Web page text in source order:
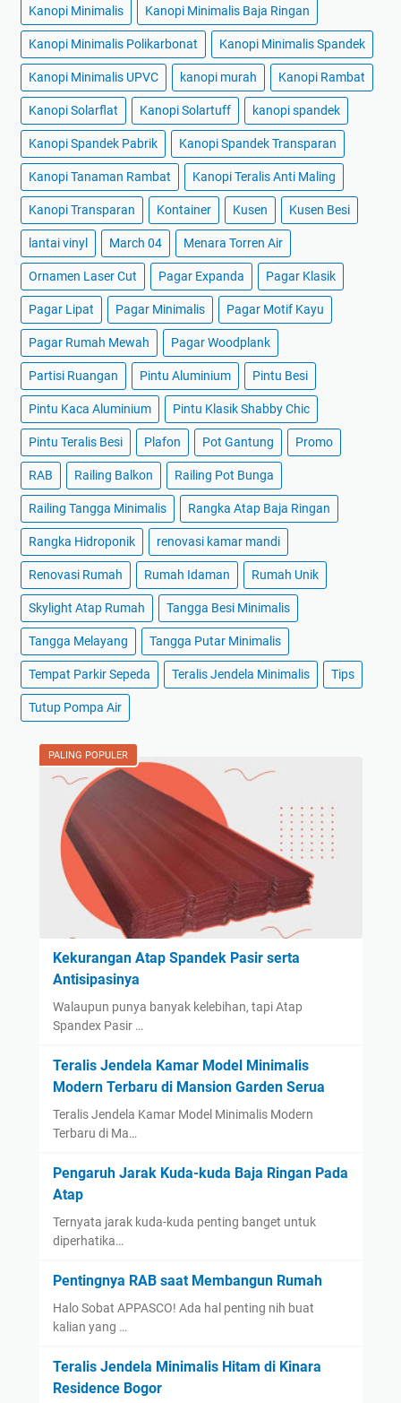
Kanopi Minimalis Kanopi Minimalis Baja Ringan
Kanopi Minimalis Polikarbonat Kanopi Minimalis Spandek
Kanopi Minimalis UPVC kanopi murah Kanopi Rambat
Kanopi Solarflat Kanopi Solartuff kanopi spandek
Kanopi Spandek Pabrik Kanopi Spandek Transparan
Kanopi Tanaman Rambat Kanopi Teralis Anti Maling
Kanopi Transparan Kontainer Kusen Kusen Besi
lantai vinyl March 04 Menara Torren Air
Ornamen Laser Cut Pagar Expanda Pagar Klasik
Pagar Lipat Pagar Minimalis Pagar Motif Kayu
Pagar Rumah Mewah Pagar Woodplank
Partisi Ruangan Pintu Aluminium Pintu Besi
Pintu Kaca Aluminium Pintu Klasik Shabby Chic
Pintu Teralis Besi Plafon Pot Gantung Promo
RAB Railing Balkon Railing Pot Bunga
Railing Tangga Minimalis Rangka Atap Baja Ringan
Rangka Hidroponik renovasi kamar mandi
Renovasi Rumah Rumah Idaman Rumah Unik
Skylight Atap Rumah Tangga Besi Minimalis
Tangga Melayang Tangga Putar Minimalis
Tempat Parkir Sepeda Teralis Jendela Minimalis Tips
Tutup Pompa Air
PALING POPULER
Kekurangan Atap Spandek Pasir serta
Antisipasinya
Walaupun punya banyak kelebihan, tapi Atap
Spandex Pasir …
Teralis Jendela Kamar Model Minimalis
Modern Terbaru di Mansion Garden Serua
Teralis Jendela Kamar Model Minimalis Modern
Terbaru di Ma…
Pengaruh Jarak Kuda-kuda Baja Ringan Pada
Atap
Ternyata jarak kuda-kuda penting banget untuk
diperhatika…
Pentingnya RAB saat Membangun Rumah
Halo Sobat APPASCO! Ada hal penting nih buat
kalian yang …
Teralis Jendela Minimalis Hitam di Kinara
Residence Bogor